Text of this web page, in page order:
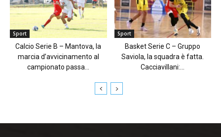
Sport
Calcio Serie B – Mantova, la
marcia d’avvicinamento al
campionato passa...
Sport
Basket Serie C – Gruppo
Saviola, la squadra è fatta.
Cacciavillani:...